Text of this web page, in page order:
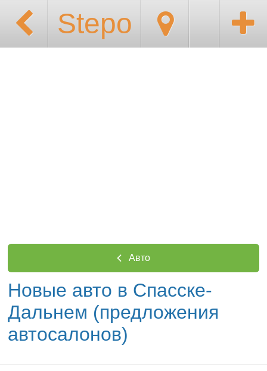
Stepo
Авто
Новые авто в Спасске-
Дальнем (предложения
автосалонов)